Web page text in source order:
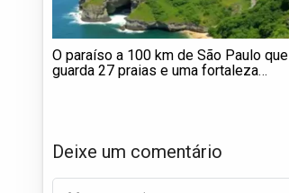
O paraíso a 100 km de São Paulo que
guarda 27 praias e uma fortaleza
Deixe um comentário